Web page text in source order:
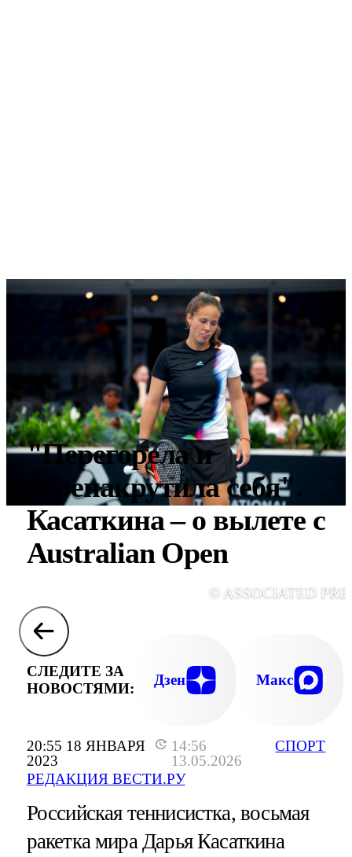
20:55 18 ЯНВАРЯ
2023
14:56
13.05.2026
РЕДАКЦИЯ ВЕСТИ.РУ
СПОРТ
"Перегорела и
перенакрутила себя".
Касаткина – о вылете c
Australian Open
© ASSOCIATED
СЛЕДИТЕ ЗА
НОВОСТЯМИ:
Дзен Макс
Российская теннисистка, восьмая
ракетка мира Дарья Касаткина